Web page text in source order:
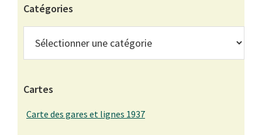
Catégories
Cartes
Carte des gares et lignes 1937